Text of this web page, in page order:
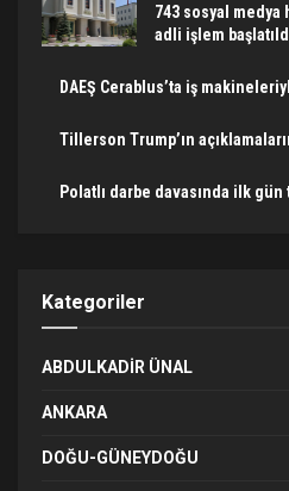
743 sosyal medya
adli işlem
DAEŞ Cerablus’ta iş
Tillerson Trump’ın
Polatlı darbe davasında ilk gün
Kategoriler
ABDULKADIR ÜNAL
ANKARA
DOĞU-GÜNEYDOĞU